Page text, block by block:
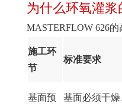
为什么环氧灌浆
MASTERFLOW 626
施工环
节
标准要求
基面预
基面必须干